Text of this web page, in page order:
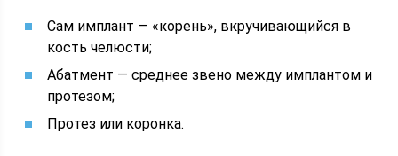
Сам имплант — «корень», вкручивающийся в
кость челюсти;
Абатмент — среднее звено между имплантом и
протезом;
Протез или коронка.